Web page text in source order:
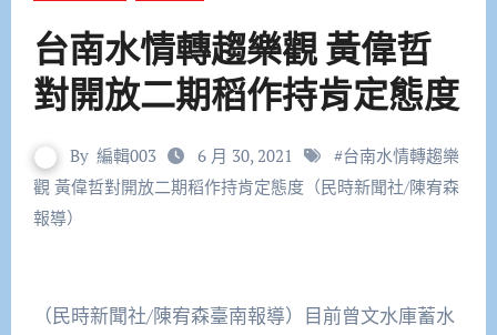
台南水情轉趨樂觀 黃偉哲
對開放二期稻作持肯定態度
By 編輯003 6 月 30, 2021 #台南水情轉趨樂
觀 黃偉哲對開放二期稻作持肯定態度（民時新聞社/陳宥森
報導）
（民時新聞社/陳宥森臺南報導）目前曾文水庫蓄水